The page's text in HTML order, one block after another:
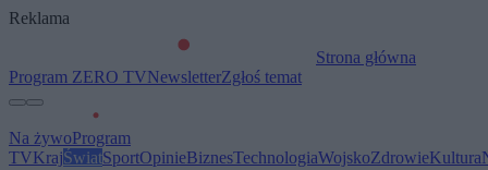
Reklama
Strona główna
Program ZERO TVNewsletterZgłoś temat
Na żywoProgram
TVKrajŚwiatSportOpinieBiznesTechnologiaWojskoZdrowieKultura